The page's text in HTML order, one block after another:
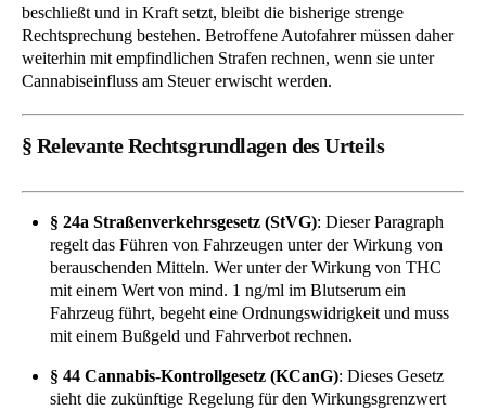
beschließt und in Kraft setzt, bleibt die bisherige strenge
Rechtsprechung bestehen. Betroffene Autofahrer müssen daher
weiterhin mit empfindlichen Strafen rechnen, wenn sie unter
Cannabiseinfluss am Steuer erwischt werden.
§ Relevante Rechtsgrundlagen des Urteils
§ 24a Straßenverkehrsgesetz (StVG): Dieser Paragraph
regelt das Führen von Fahrzeugen unter der Wirkung von
berauschenden Mitteln. Wer unter der Wirkung von THC
mit einem Wert von mind. 1 ng/ml im Blutserum ein
Fahrzeug führt, begeht eine Ordnungswidrigkeit und muss
mit einem Bußgeld und Fahrverbot rechnen.
§ 44 Cannabis-Kontrollgesetz (KCanG): Dieses Gesetz
sieht die zukünftige Regelung für den Wirkungsgrenzwert